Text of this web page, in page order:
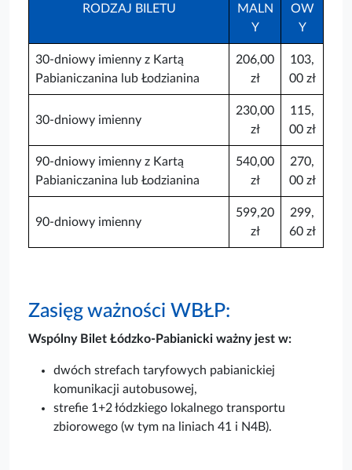
RODZAJ BILETU
MALN
Y
OW
Y
30-dniowy imienny z Kartą
Pabianiczanina lub Łodzianina
206,00
zł
103,
00 zł
30-dniowy imienny
230,00
zł
115,
00 zł
90-dniowy imienny z Kartą
Pabianiczanina lub Łodzianina
540,00
zł
270,
00 zł
90-dniowy imienny
599,20
zł
299,
60 zł
Zasięg ważności WBŁP:
Wspólny Bilet Łódzko-Pabianicki ważny jest w:
dwóch strefach taryfowych pabianickiej
komunikacji autobusowej,
strefie 1+2 łódzkiego lokalnego transportu
zbiorowego (w tym na liniach 41 i N4B).